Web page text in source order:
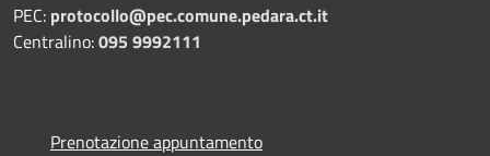
PEC: protocollo@pec.comune.pedara.ct.it
Centralino:095 9992111
Prenotazione appuntamento